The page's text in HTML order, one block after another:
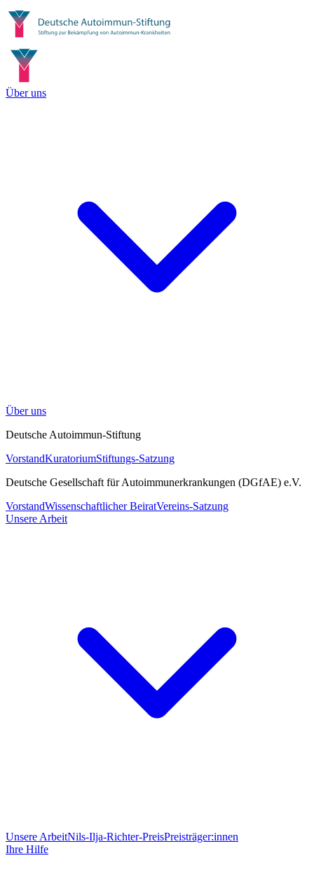
Über uns
Über uns
Deutsche Autoimmun-Stiftung
VorstandKuratoriumStiftungs-Satzung
Deutsche Gesellschaft für Autoimmunerkrankungen (DGfAE) e.V.
VorstandWissenschaftlicher BeiratVereins-Satzung
Unsere Arbeit
Unsere ArbeitNils-Ilja-Richter-PreisPreisträger:innen
Ihre Hilfe